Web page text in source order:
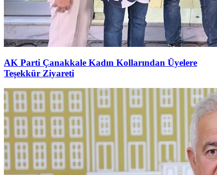
AK Parti Çanakkale Kadın Kollarından Üyelere
Teşekkür Ziyareti